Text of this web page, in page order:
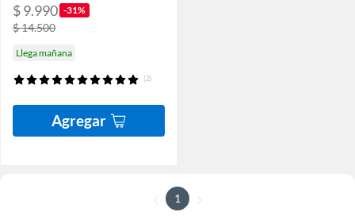
$ 9.990 -31%
$ 14.500
Llega mañana
(2)
Agregar
1